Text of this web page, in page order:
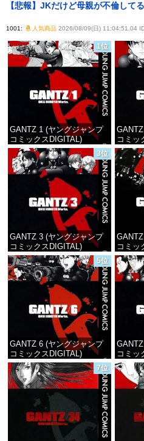
【悲報】JKだけど母親が不倫して
1001: 人気商品2026/08/09(日) 11:04:51.04
1位
GANTZ 1 (ヤングジャンプ
コミックスDIGITAL)
価格：¥100
コミッ
3位
GANTZ 3 (ヤングジャンプ
コミックスDIGITAL)
価格：¥100
コミッ
5位
GANTZ 6 (ヤングジャンプ
コミックスDIGITAL)
価格：¥100
コミッ
7位